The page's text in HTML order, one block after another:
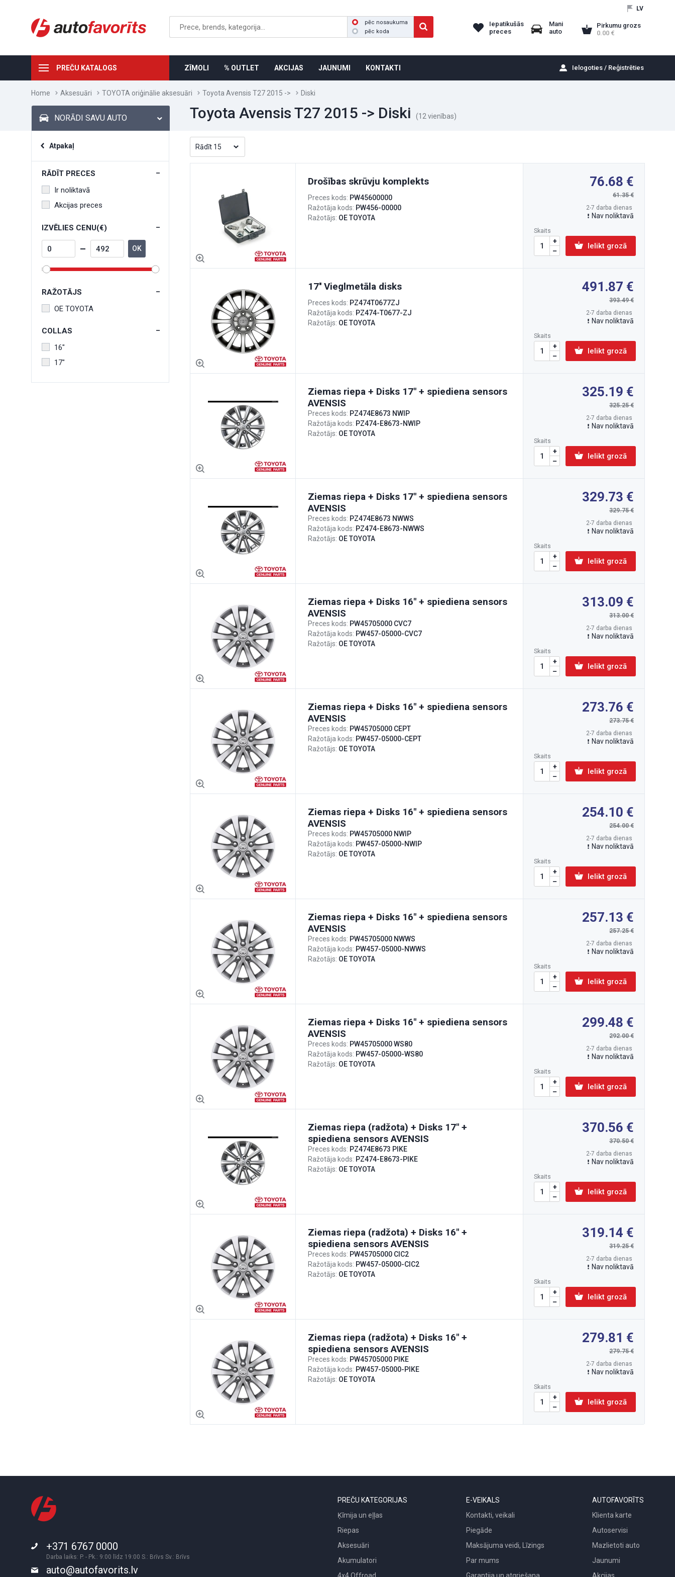
LV
Iepatikušās
preces
Mani
auto
Pirkumu grozs
0.00
pēc nosaukuma
pēc koda
Ielogoties / Reģistrēties
PREČU KATALOGS ZĪMOLI % OUTLET AKCIJAS JAUNUMI KONTAKTI
Home Aksesuāri TOYOTA oriģinālie aksesuāri Toyota Avensis T27 2015 -> Diski
Toyota Avensis T27 2015 -> Diski (12 vienības)
NORĀDI SAVU AUTO
Atpakaļ
RĀDĪT PRECES
Ir noliktavā
Akcijas preces
IZVĒLIES CENU(€)
OK
RAŽOTĀJS
OE TOYOTA
COLLAS
16"
17"
Drošības skrūvju komplekts
Preces kods: PW45600000
Ražotāja kods: PW456-00000
Ražotājs: OE TOYOTA
76.68
61.35
2-7 darba dienas
Nav noliktavā
Skaits
Ielikt grozā
17'' Vieglmetāla disks
Preces kods: PZ474T0677ZJ
Ražotāja kods: PZ474-T0677-ZJ
Ražotājs: OE TOYOTA
491.87
393.49
2-7 darba dienas
Nav noliktavā
Skaits
Ielikt grozā
Ziemas riepa + Disks 17" + spiediena sensors
AVENSIS
Preces kods: PZ474E8673 NWIP
Ražotāja kods: PZ474-E8673-NWIP
Ražotājs: OE TOYOTA
325.19
325.25
2-7 darba dienas
Nav noliktavā
Skaits
Ielikt grozā
Ziemas riepa + Disks 17" + spiediena sensors
AVENSIS
Preces kods: PZ474E8673 NWWS
Ražotāja kods: PZ474-E8673-NWWS
Ražotājs: OE TOYOTA
329.73
329.75
2-7 darba dienas
Nav noliktavā
Skaits
Ielikt grozā
Ziemas riepa + Disks 16" + spiediena sensors
AVENSIS
Preces kods: PW45705000 CVC7
Ražotāja kods: PW457-05000-CVC7
Ražotājs: OE TOYOTA
313.09
313.00
2-7 darba dienas
Nav noliktavā
Skaits
Ielikt grozā
Ziemas riepa + Disks 16" + spiediena sensors
AVENSIS
Preces kods: PW45705000 CEPT
Ražotāja kods: PW457-05000-CEPT
Ražotājs: OE TOYOTA
273.76
273.75
2-7 darba dienas
Nav noliktavā
Skaits
Ielikt grozā
Ziemas riepa + Disks 16" + spiediena sensors
AVENSIS
Preces kods: PW45705000 NWIP
Ražotāja kods: PW457-05000-NWIP
Ražotājs: OE TOYOTA
254.10
254.00
2-7 darba dienas
Nav noliktavā
Skaits
Ielikt grozā
Ziemas riepa + Disks 16" + spiediena sensors
AVENSIS
Preces kods: PW45705000 NWWS
Ražotāja kods: PW457-05000-NWWS
Ražotājs: OE TOYOTA
257.13
257.25
2-7 darba dienas
Nav noliktavā
Skaits
Ielikt grozā
Ziemas riepa + Disks 16" + spiediena sensors
AVENSIS
Preces kods: PW45705000 WS80
Ražotāja kods: PW457-05000-WS80
Ražotājs: OE TOYOTA
299.48
292.00
2-7 darba dienas
Nav noliktavā
Skaits
Ielikt grozā
Ziemas riepa (radžota) + Disks 17" +
spiediena sensors AVENSIS
Preces kods: PZ474E8673 PIKE
Ražotāja kods: PZ474-E8673-PIKE
Ražotājs: OE TOYOTA
370.56
370.50
2-7 darba dienas
Nav noliktavā
Skaits
Ielikt grozā
Ziemas riepa (radžota) + Disks 16" +
spiediena sensors AVENSIS
Preces kods: PW45705000 CIC2
Ražotāja kods: PW457-05000-CIC2
Ražotājs: OE TOYOTA
319.14
319.25
2-7 darba dienas
Nav noliktavā
Skaits
Ielikt grozā
Ziemas riepa (radžota) + Disks 16" +
spiediena sensors AVENSIS
Preces kods: PW45705000 PIKE
Ražotāja kods: PW457-05000-PIKE
Ražotājs: OE TOYOTA
279.81
279.75
2-7 darba dienas
Nav noliktavā
Skaits
Ielikt grozā
+371 6767 0000
Darba laiks: P. - Pk.: 9:00 līdz 19:00 S.: Brīvs Sv.: Brīvs
auto@autofavorits.lv
PREČU KATEGORIJAS
Ķīmija un eļļas
Riepas
Aksesuāri
Akumulatori
E-VEIKALS
Kontakti, veikali
Piegāde
Maksājuma veidi, Līzings
Par mums
AUTOFAVORĪTS
Klienta karte
Autoservisi
Mazlietoti auto
Jaunumi